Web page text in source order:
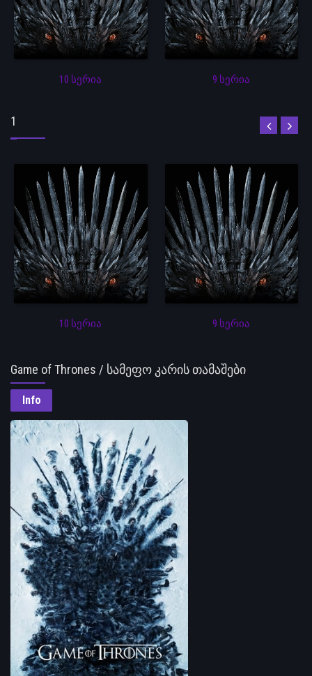
10 სერია 9 სერია
1
10 სერია 9 სერია
Game of Thrones / სამეფო კარის თამაშები
Info